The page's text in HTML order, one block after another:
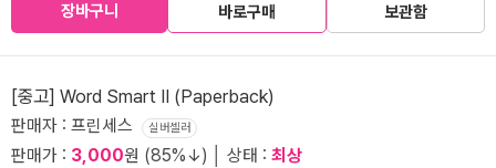
장바구니 바로구매 보관함
[중고] Word Smart II (Paperback)
판매자 : 프린세스 실버셀러
판매가 : 3,000원 (85%↓) │ 상태 : 최상